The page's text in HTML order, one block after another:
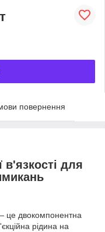
повернення
для
це двокомпонентна
рідина на